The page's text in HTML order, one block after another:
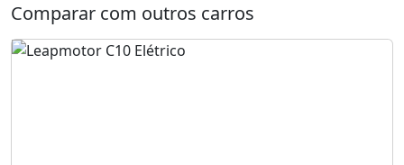
Comparar com outros carros